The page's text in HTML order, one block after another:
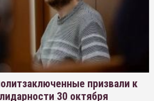
призвали к
30 октября